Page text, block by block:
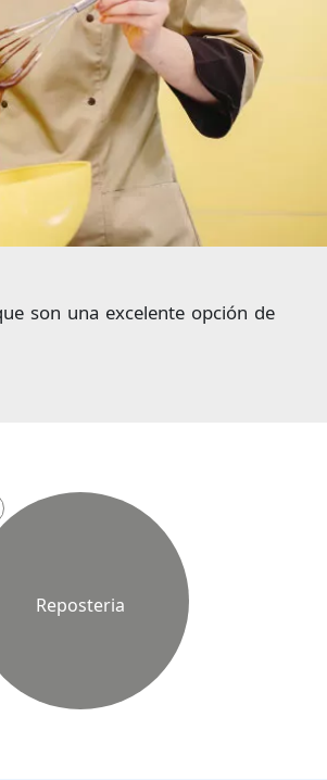
son una excelente opción de
Reposteria